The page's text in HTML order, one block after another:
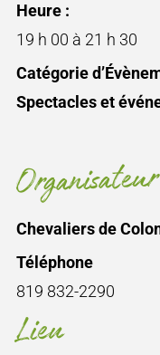
Heure :
19 h 00 à 21 h 30
Catégorie
Spectacles et
Lieu
Organisateur
Chevaliers de
Téléphone
819 832-2290